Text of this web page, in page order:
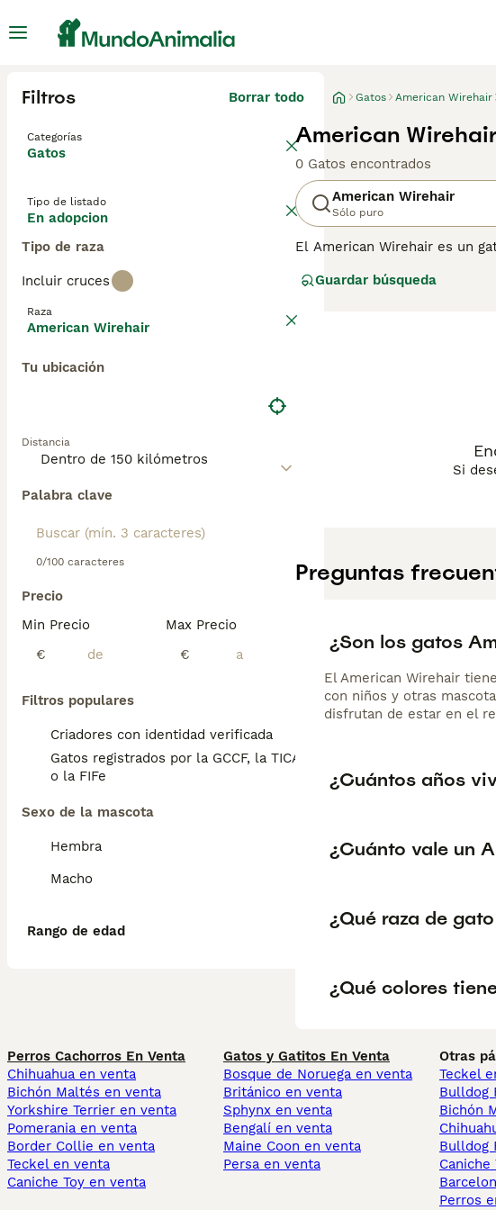
Filtros Borrar todo
Categorías
Gatos
Tipo de listado
En adopcion
Tipo de raza
Incluir cruces
Raza
American Wirehair
Tu ubicación
Distancia
Palabra clave
0/100 caracteres
Precio
Min Precio
€
Max Precio
€
Filtros populares
Criadores con identidad verificada
Gatos registrados por la GCCF, la TICA
o la FIFe
Sexo de la mascota
Hembra
Macho
Rango de edad
Gatos American Wirehair
American
0 Gatos encontrados
American Wirehair
Sólo puro
El American Wirehair es un
a su apariencia encantadora
página de consejos de
Guardar búsqueda
Si
Preguntas
¿Son los gatos
El American Wirehair
con niños y otras
disfrutan de estar en el
¿Cuántos años
¿Cuánto vale un
¿Qué raza de
¿Qué colores
Perros Cachorros En Venta
Chihuahua en venta
Bichón Maltés en venta
Yorkshire Terrier en venta
Pomerania en venta
Border Collie en venta
Teckel en venta
Caniche Toy en venta
Gatos y Gatitos En Venta
Bosque de Noruega en venta
Británico en venta
Sphynx en venta
Bengalí en venta
Maine Coon en venta
Persa en venta
Otras
Teckel
Bulldog
Bichón
Bulldog
Caniche
Perros